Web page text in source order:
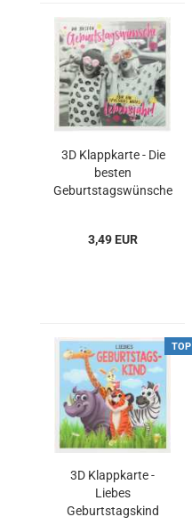
3D Klappkarte - Die
besten
Geburtstagswünsche
3,49 EUR
TOP
3D Klappkarte -
Liebes
Geburtstagskind